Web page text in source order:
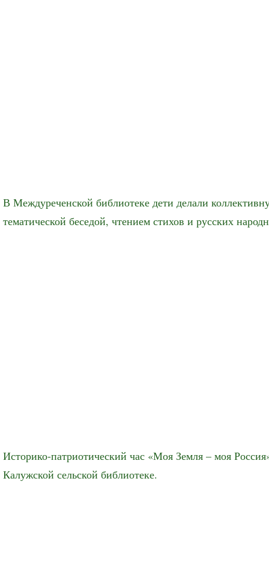
В Междуреченской библиотеке дети делали
тематической беседой, чтением стихов и русских
Историко-патриотический час «Моя Земля – моя
Калужской сельской библиотеке.